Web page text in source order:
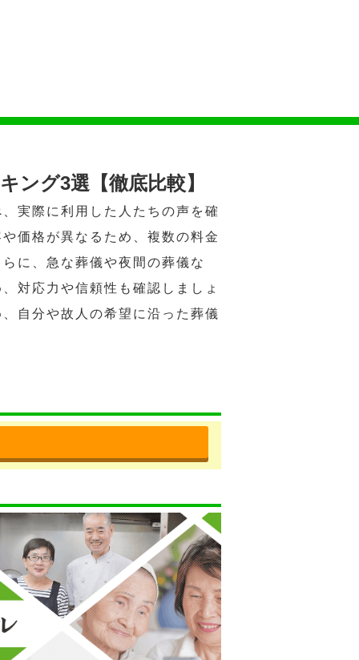
ング3選【徹底比較】
実際に利用した人たちの声を確
価格が異なるため、複数の料金
に、急な葬儀や夜間の葬儀な
対応力や信頼性も確認しましょ
自分や故人の希望に沿った葬儀